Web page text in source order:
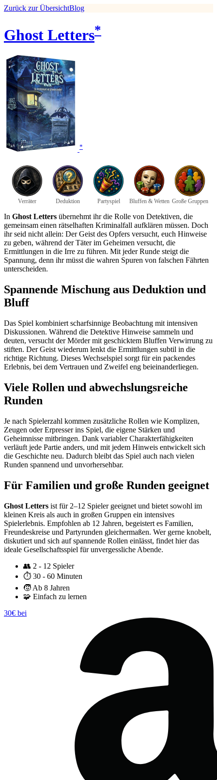
Zurück zur ÜbersichtBlog
Ghost Letters*
*
Verräter Deduktion Partyspiel Bluffen & Wetten Große Gruppen
In Ghost Letters übernehmt ihr die Rolle von Detektiven, die
gemeinsam einen rätselhaften Kriminalfall aufklären müssen. Doch
ihr seid nicht allein: Der Geist des Opfers versucht, euch Hinweise
zu geben, während der Täter im Geheimen versucht, die
Ermittlungen in die Irre zu führen. Mit jeder Runde steigt die
Spannung, denn ihr müsst die wahren Spuren von falschen Fährten
unterscheiden.
Spannende Mischung aus Deduktion und
Bluff
Das Spiel kombiniert scharfsinnige Beobachtung mit intensiven
Diskussionen. Während die Detektive Hinweise sammeln und
deuten, versucht der Mörder mit geschicktem Bluffen Verwirrung zu
stiften. Der Geist wiederum lenkt die Ermittlungen subtil in die
richtige Richtung. Dieses Wechselspiel sorgt für ein packendes
Erlebnis, bei dem Vertrauen und Zweifel eng beieinanderliegen.
Viele Rollen und abwechslungsreiche
Runden
Je nach Spielerzahl kommen zusätzliche Rollen wie Komplizen,
Zeugen oder Erpresser ins Spiel, die eigene Stärken und
Geheimnisse mitbringen. Dank variabler Charakterfähigkeiten
verläuft jede Partie anders, und mit jedem Hinweis entwickelt sich
die Geschichte neu. Dadurch bleibt das Spiel auch nach vielen
Runden spannend und unvorhersehbar.
Für Familien und große Runden geeignet
Ghost Letters ist für 2–12 Spieler geeignet und bietet sowohl im
kleinen Kreis als auch in großen Gruppen ein intensives
Spielerlebnis. Empfohlen ab 12 Jahren, begeistert es Familien,
Freundeskreise und Partyrunden gleichermaßen. Wer gerne knobelt,
diskutiert und sich auf spannende Rollen einlässt, findet hier das
ideale Gesellschaftsspiel für unvergessliche Abende.
👥 2 - 12 Spieler
⏱️ 30 - 60 Minuten
🧒 Ab 8 Jahren
🧩 Einfach zu lernen
30€ bei